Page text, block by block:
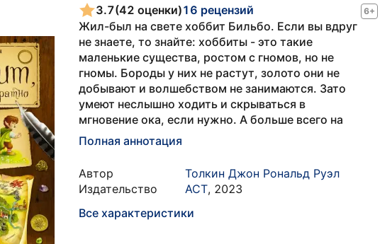
6+
3.7(42 оценки)16 рецензий
Жил-был на свете хоббит Бильбо. Если вы вдруг
не знаете, то знайте: хоббиты - это такие
маленькие существа, ростом с гномов, но не
гномы. Бороды у них не растут, золото они не
добывают и волшебством не занимаются. Зато
умеют неслышно ходить и скрываться в
мгновение ока, если нужно. А больше всего на
Полная аннотация
Автор
Толкин Джон Рональд Руэл
Издательство
АСТ, 2023
Все характеристики